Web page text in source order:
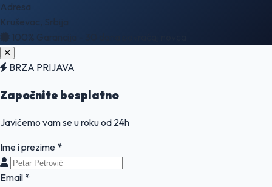
Adresa
Kruševac, Srbija
100% Garancija - 30 dana povraćaj novca
BRZA PRIJAVA
Započnite besplatno
Javićemo vam se u roku od 24h
Ime i prezime *
Email *